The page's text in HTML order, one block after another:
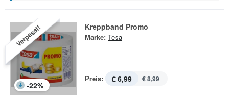
Verpasst!
-22%
Kreppband Promo
Marke: Tesa
Preis: € 6,99 € 8,99